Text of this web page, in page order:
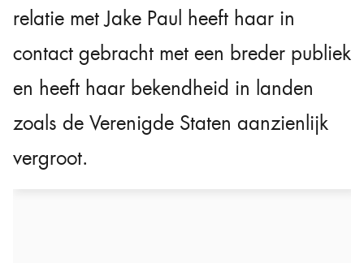
relatie met Jake Paul heeft haar in
contact gebracht met een breder publiek
en heeft haar bekendheid in landen
zoals de Verenigde Staten aanzienlijk
vergroot.